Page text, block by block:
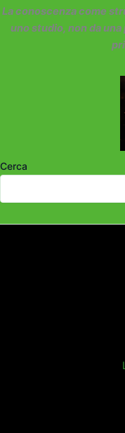
La conoscenza come
uno studio, non da
Cerca